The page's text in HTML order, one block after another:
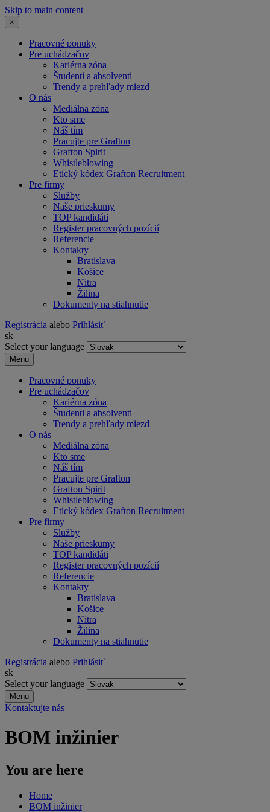
Skip to main content
×
Pracovné ponuky
Pre uchádzačov
Kariérna zóna
Študenti a absolventi
Trendy a prehľady miezd
O nás
Mediálna zóna
Kto sme
Náš tím
Pracujte pre Grafton
Grafton Spirit
Whistleblowing
Etický kódex Grafton Recruitment
Pre firmy
Služby
Naše prieskumy
TOP kandidáti
Register pracovných pozícií
Referencie
Kontakty
Bratislava
Košice
Nitra
Žilina
Dokumenty na stiahnutie
Registrácia alebo Prihlásiť
sk
Select your language
Menu
Pracovné ponuky
Pre uchádzačov
Kariérna zóna
Študenti a absolventi
Trendy a prehľady miezd
O nás
Mediálna zóna
Kto sme
Náš tím
Pracujte pre Grafton
Grafton Spirit
Whistleblowing
Etický kódex Grafton Recruitment
Pre firmy
Služby
Naše prieskumy
TOP kandidáti
Register pracovných pozícií
Referencie
Kontakty
Bratislava
Košice
Nitra
Žilina
Dokumenty na stiahnutie
Registrácia alebo Prihlásiť
sk
Select your language
Menu
Kontaktujte nás
BOM inžinier
You are here
Home
BOM inžinier